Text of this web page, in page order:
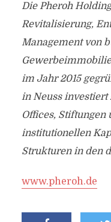
Die Pheroh
Revitalisierung,
Management von
im Jahr 2015
in Neuss
Offices,
institutionellen
Strukturen in den
www.pheroh.de